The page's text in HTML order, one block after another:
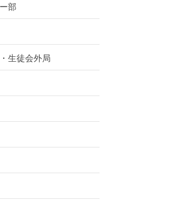
部
生徒会外局